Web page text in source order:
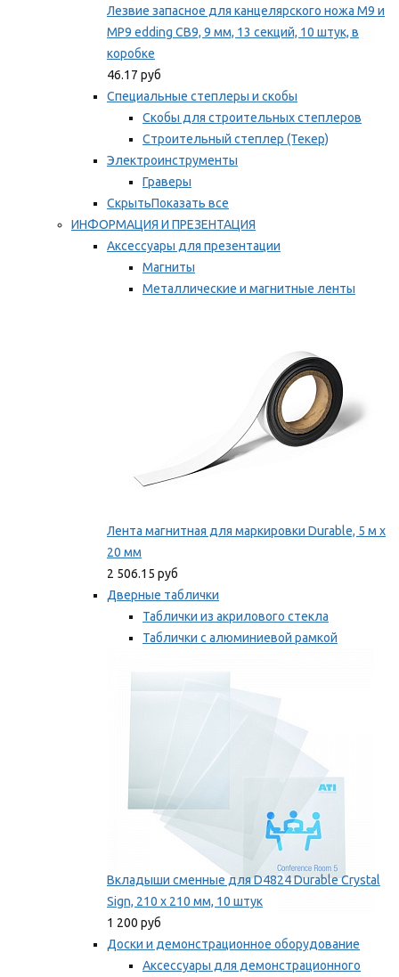
Лезвие запасное для канцелярского ножа M9 и
MP9 edding CB9, 9 мм, 13 секций, 10 штук, в
коробке
46.17 руб
Специальные степлеры и скобы
Скобы для строительных степлеров
Строительный степлер (Текер)
Электроинструменты
Граверы
СкрытьПоказать все
ИНФОРМАЦИЯ И ПРЕЗЕНТАЦИЯ
Аксессуары для презентации
Магниты
Металлические и магнитные ленты
Лента магнитная для маркировки Durable, 5 м х
20 мм
2 506.15 руб
Дверные таблички
Таблички из акрилового стекла
Таблички с алюминиевой рамкой
Вкладыши сменные для D4824 Durable Crystal
Sign, 210 x 210 мм, 10 штук
1 200 руб
Доски и демонстрационное оборудование
Аксессуары для демонстрационного